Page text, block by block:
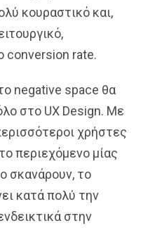
κουραστικό και,
conversion rate.
negative space θα
στο UX Design. Με
χρήστες
περιεχόμενο μίας
σκανάρουν, το
κατά πολύ την
στην